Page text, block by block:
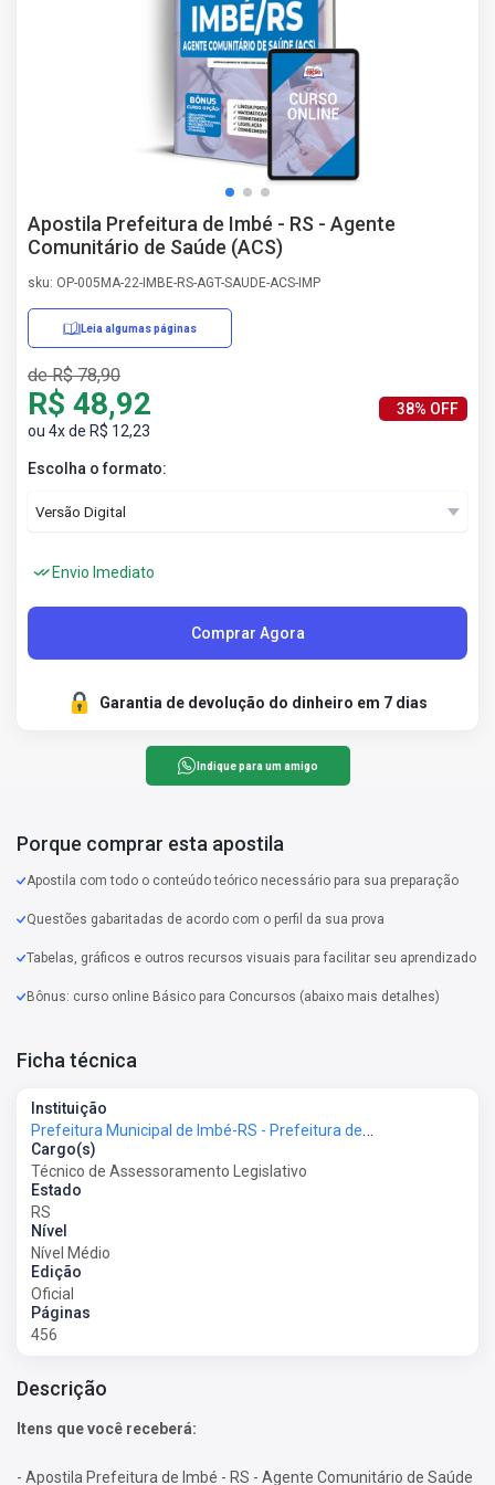
Apostila Prefeitura de Imbé - RS - Agente
Comunitário de Saúde (ACS)
sku: OP-005MA-22-IMBE-RS-AGT-SAUDE-ACS-IMP
Leia algumas páginas
de R$ 78,90
R$ 48,92
ou 4x de R$ 12,23
38% OFF
Escolha o formato:
Envio Imediato
Comprar Agora
Garantia de devolução do dinheiro em 7 dias
Indique para um amigo
Porque comprar esta apostila
Apostila com todo o conteúdo teórico necessário para sua preparação
Questões gabaritadas de acordo com o perfil da sua prova
Tabelas, gráficos e outros recursos visuais para facilitar seu aprendizado
Bônus: curso online Básico para Concursos (abaixo mais detalhes)
Ficha técnica
Instituição
Prefeitura Municipal de Imbé-RS - Prefeitura de Imbé-RS
Cargo(s)
Técnico de Assessoramento Legislativo
Estado
RS
Nível
Nível Médio
Edição
Oficial
Páginas
456
Descrição
Itens que você receberá:
- Apostila Prefeitura de Imbé - RS - Agente Comunitário de Saúde